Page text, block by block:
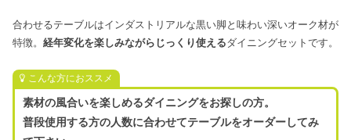
合わせるテーブルはインダストリアルな黒い脚と味わい深いオーク材が
特徴。 経年変化を楽しみながらじっくり使えるダイニングセットです。
こんな方におススメ
素材の風合いを楽しめるダイニングをお探しの方。
普段使用する方の人数に合わせてテーブルをオーダーしてみ